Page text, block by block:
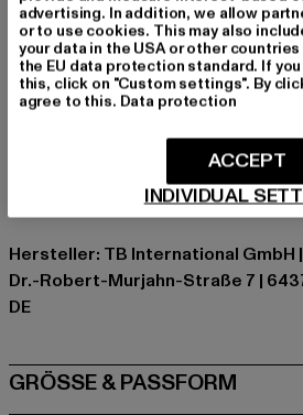
Verschlussarten: Reißverschluss
Schnitt: Locker
Marke: Urban Classics
Kat.: Übergangsjacken
Hersteller Farbe: watergreen/
Materialzusammensetzung: 100%
Art.Nr: TB2664-04434
Hersteller: TB International GmbH |
Dr.-Robert-Murjahn-Straße 7 |
DE
GRÖSSE & PASSFORM
advertising. In addition, we allow
or to use cookies. This may also
your data in the USA or other
the EU data protection standard. If
this, click on "Custom settings". By
agree to this. Data protection
INDIVIDUAL
ACCEPT